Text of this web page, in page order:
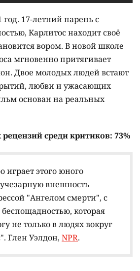
год. 17-летний парень с
Карлитос находит своё
вором. В новой школе
мгновенно притягивает
Двое молодых людей встают
любви и ужасающих
основан на реальных
среди критиков: 73%
играет этого юного
внешность
"Ангелом смерти", с
которая
не только в людях вокруг
Глен Уэлдон, NPR.